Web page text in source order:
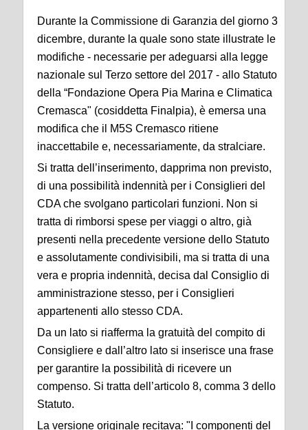
Durante la Commissione di Garanzia del giorno 3
dicembre, durante la quale sono state illustrate le
modifiche - necessarie per adeguarsi alla legge
nazionale sul Terzo settore del 2017 - allo Statuto
della “Fondazione Opera Pia Marina e Climatica
Cremasca" (cosiddetta Finalpia), è emersa una
modifica che il M5S Cremasco ritiene
inaccettabile e, necessariamente, da stralciare.
Si tratta dell’inserimento, dapprima non previsto,
di una possibilità indennità per i Consiglieri del
CDA che svolgano particolari funzioni. Non si
tratta di rimborsi spese per viaggi o altro, già
presenti nella precedente versione dello Statuto
e assolutamente condivisibili, ma si tratta di una
vera e propria indennità, decisa dal Consiglio di
amministrazione stesso, per i Consiglieri
appartenenti allo stesso CDA.
Da un lato si riafferma la gratuità del compito di
Consigliere e dall’altro lato si inserisce una frase
per garantire la possibilità di ricevere un
compenso. Si tratta dell’articolo 8, comma 3 dello
Statuto.
La versione originale recitava: "I componenti del